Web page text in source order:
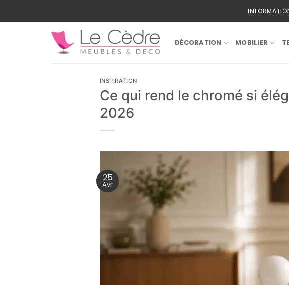
DÉCORATION MOBILIER
INSPIRATION
Ce qui rend le chromé si
2026
25
Avr